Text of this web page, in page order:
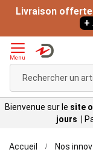
Livraison offerte
+
Menu
Bienvenue sur le site
jours |
Accueil Nos